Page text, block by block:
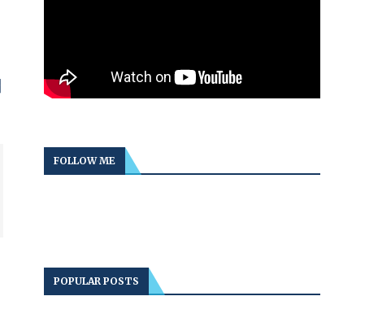
FOLLOW ME
POPULAR POSTS